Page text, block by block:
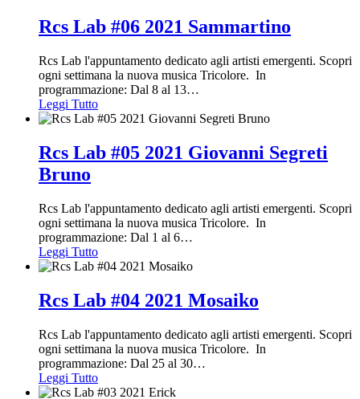
Rcs Lab #06 2021 Sammartino
Rcs Lab l'appuntamento dedicato agli artisti emergenti. Scopri
ogni settimana la nuova musica Tricolore. In
programmazione: Dal 8 al 13…
Leggi Tutto
Rcs Lab #05 2021 Giovanni Segreti
Bruno
Rcs Lab l'appuntamento dedicato agli artisti emergenti. Scopri
ogni settimana la nuova musica Tricolore. In
programmazione: Dal 1 al 6…
Leggi Tutto
Rcs Lab #04 2021 Mosaiko
Rcs Lab l'appuntamento dedicato agli artisti emergenti. Scopri
ogni settimana la nuova musica Tricolore. In
programmazione: Dal 25 al 30…
Leggi Tutto